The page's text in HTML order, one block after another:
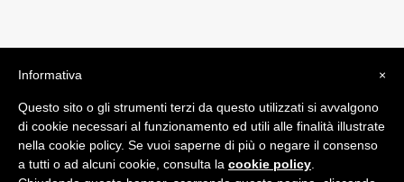
byComunicatori su Misura srl
Termini e Condizioni di Vendita - Terms and Conditions
ITA:
×
Informativa
Questo sito o gli strumenti terzi da questo utilizzati si avvalgono
di cookie necessari al funzionamento ed utili alle finalità illustrate
nella cookie policy. Se vuoi saperne di più o negare il consenso
a tutti o ad alcuni cookie, consulta la cookie policy